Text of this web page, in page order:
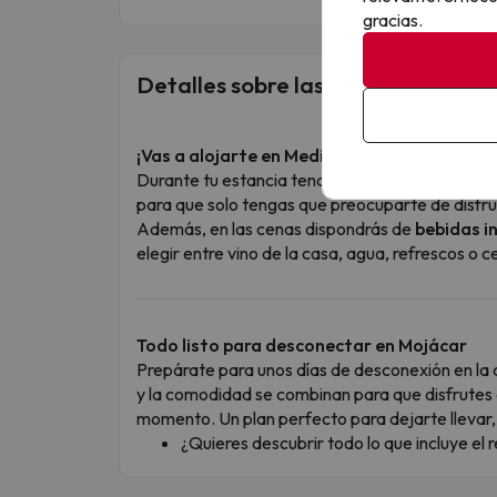
Detalles sobre las comidas
¡Vas a alojarte en Media Pensión Plus?
Durante tu estancia tendrás incluidos el
para que solo tengas que preocuparte de
Además, en las cenas dispondrás de bebidas
elegir entre vino de la casa, agua, refrescos o
Todo listo para desconectar en Mojácar
Prepárate para unos días de desconexión en la
y la comodidad se combinan para que
momento. Un plan perfecto para dejarte
¿Quieres descubrir todo lo que incluye el
gracias.